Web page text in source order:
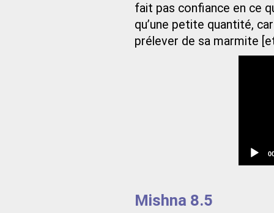
fait pas confiance en ce
qu’une petite quantité,
prélever de sa marmite
Mishna 8.5